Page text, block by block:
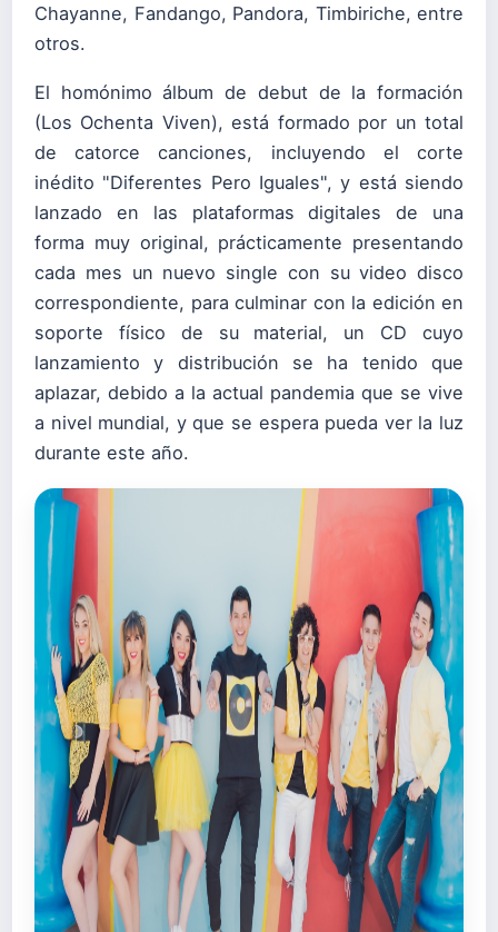
Chayanne, Fandango, Pandora, Timbiriche, entre
otros.
El homónimo álbum de debut de la formación
(Los Ochenta Viven), está formado por un total
de catorce canciones, incluyendo el corte
inédito "Diferentes Pero Iguales", y está siendo
lanzado en las plataformas digitales de una
forma muy original, prácticamente presentando
cada mes un nuevo single con su video disco
correspondiente, para culminar con la edición en
soporte físico de su material, un CD cuyo
lanzamiento y distribución se ha tenido que
aplazar, debido a la actual pandemia que se vive
a nivel mundial, y que se espera pueda ver la luz
durante este año.